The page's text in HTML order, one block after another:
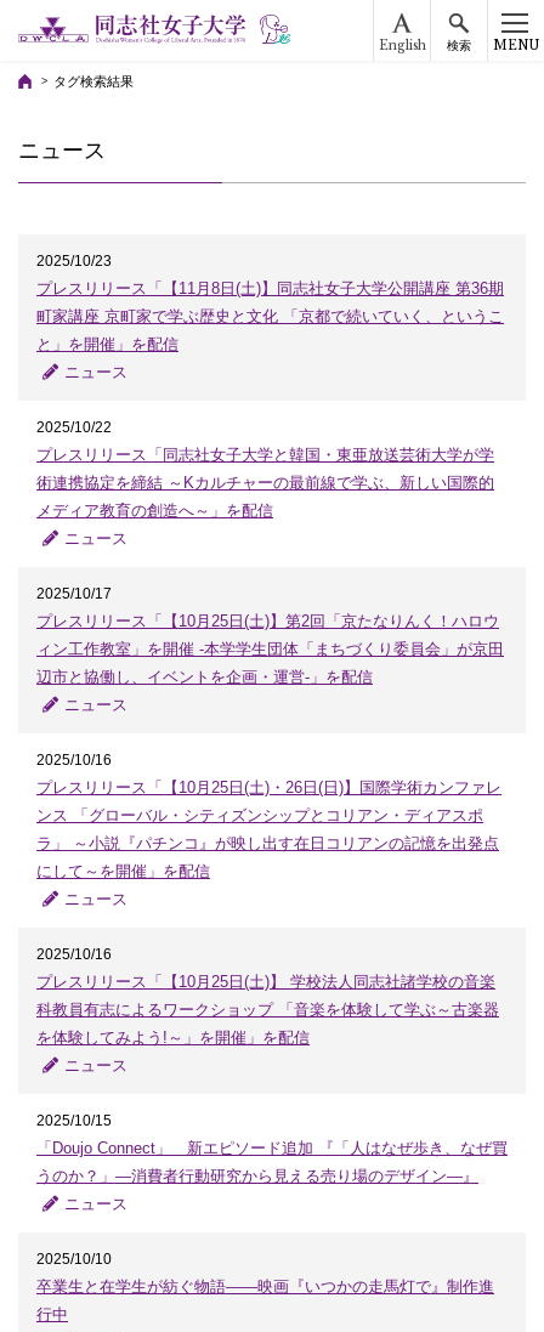
English 検索 MENU
タグ検索結果
ニュース
2025/10/23
プレスリリース「【11月8日(土)】同志社女子大学公開講座 第36期
町家講座 京町家で学ぶ歴史と文化 「京都で続いていく、というこ
と」を開催」を配信
ニュース
2025/10/22
プレスリリース「同志社女子大学と韓国・東亜放送芸術大学が学
術連携協定を締結 ～Kカルチャーの最前線で学ぶ、新しい国際的
メディア教育の創造へ～」を配信
ニュース
2025/10/17
プレスリリース「【10月25日(土)】第2回「京たなりんく！ハロウ
ィン工作教室」を開催 -本学学生団体「まちづくり委員会」が京田
辺市と協働し、イベントを企画・運営-」を配信
ニュース
2025/10/16
プレスリリース「【10月25日(土)・26日(日)】国際学術カンファレ
ンス 「グローバル・シティズンシップとコリアン・ディアスポ
ラ」 ～小説『パチンコ』が映し出す在日コリアンの記憶を出発点
にして～を開催」を配信
ニュース
2025/10/16
プレスリリース「【10月25日(土)】 学校法人同志社諸学校の音楽
科教員有志によるワークショップ 「音楽を体験して学ぶ～古楽器
を体験してみよう!～」を開催」を配信
ニュース
2025/10/15
「Doujo Connect」 新エピソード追加 『「人はなぜ歩き、なぜ買
うのか？」―消費者行動研究から見える売り場のデザイン―』
ニュース
2025/10/10
卒業生と在学生が紡ぐ物語――映画『いつかの走馬灯で』制作進
行中